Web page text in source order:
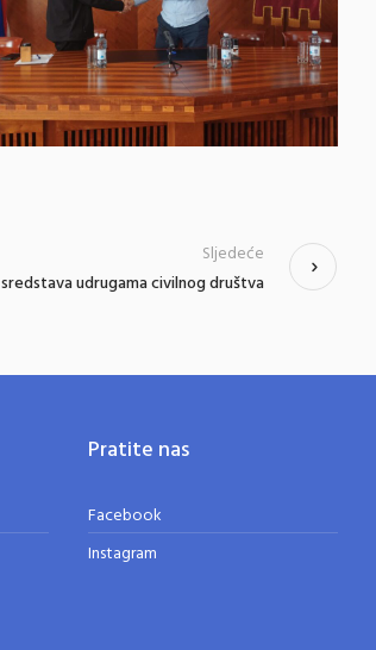
udrugama civilnog društva
Sljedeće
Pratite nas
Facebook
Instagram